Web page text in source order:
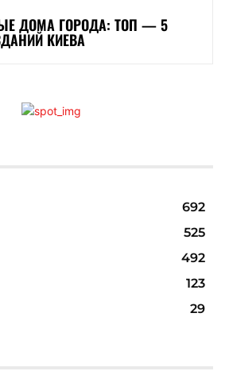
ДОМА ГОРОДА: ТОП — 5
КИЕВА
692
525
492
123
29